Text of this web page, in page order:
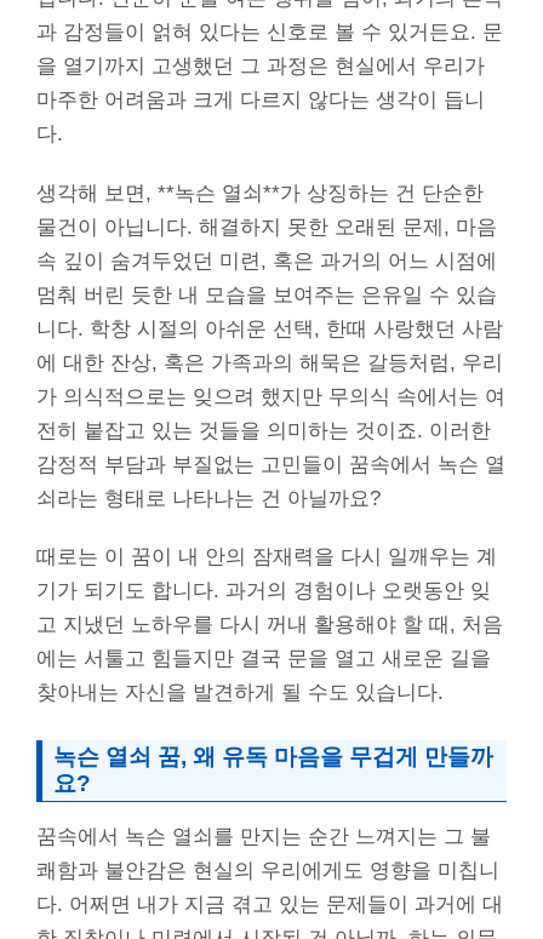
과 감정들이 얽혀 있다는 신호로 볼 수 있거든요. 문
을 열기까지 고생했던 그 과정은 현실에서 우리가
마주한 어려움과 크게 다르지 않다는 생각이 듭니
다.
생각해 보면, **녹슨 열쇠**가 상징하는 건 단순한
물건이 아닙니다. 해결하지 못한 오래된 문제, 마음
속 깊이 숨겨두었던 미련, 혹은 과거의 어느 시점에
멈춰 버린 듯한 내 모습을 보여주는 은유일 수 있습
니다. 학창 시절의 아쉬운 선택, 한때 사랑했던 사람
에 대한 잔상, 혹은 가족과의 해묵은 갈등처럼, 우리
가 의식적으로는 잊으려 했지만 무의식 속에서는 여
전히 붙잡고 있는 것들을 의미하는 것이죠. 이러한
감정적 부담과 부질없는 고민들이 꿈속에서 녹슨 열
쇠라는 형태로 나타나는 건 아닐까요?
때로는 이 꿈이 내 안의 잠재력을 다시 일깨우는 계
기가 되기도 합니다. 과거의 경험이나 오랫동안 잊
고 지냈던 노하우를 다시 꺼내 활용해야 할 때, 처음
에는 서툴고 힘들지만 결국 문을 열고 새로운 길을
찾아내는 자신을 발견하게 될 수도 있습니다.
녹슨 열쇠 꿈, 왜 유독 마음을 무겁게 만들까
요?
꿈속에서 녹슨 열쇠를 만지는 순간 느껴지는 그 불
쾌함과 불안감은 현실의 우리에게도 영향을 미칩니
다. 어쩌면 내가 지금 겪고 있는 문제들이 과거에 대